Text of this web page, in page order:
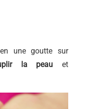
une goutte sur
la peau et